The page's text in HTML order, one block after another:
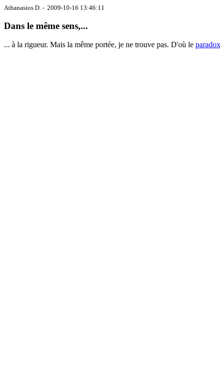
Athanasios D. - 2009-10-16 13:46:11
Dans le même sens,...
... à la rigueur. Mais la même portée, je ne trouve pas. D'où le